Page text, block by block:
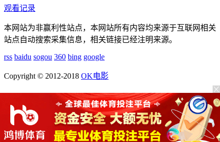
观看记录
本网站为非赢利性站点，本网站所有内容均来源于互联网相关
站点自动搜索采集信息，相关链接已经注明来源。
rss baidu sogou 360 bing google
Copyright © 2012-2018 OK电影